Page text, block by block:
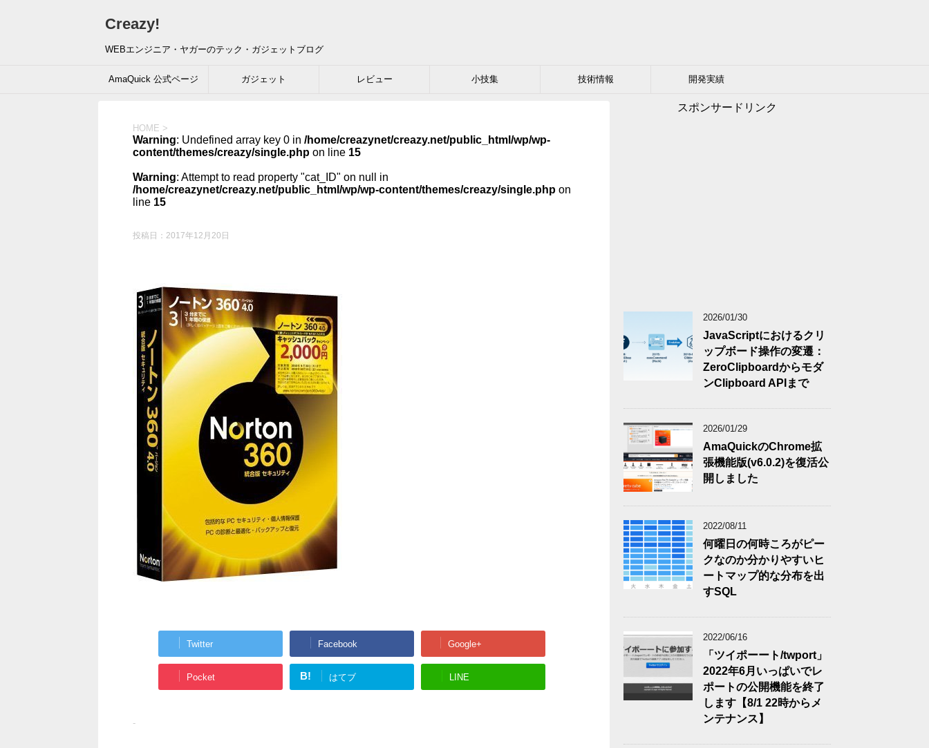
Creazy!
WEBエンジニア・ヤガーのテック・ガジェットブログ
AmaQuick 公式ページ ガジェット レビュー 小技集 技術情報 開発実績
HOME >
Warning: Undefined array key 0 in /home/creazynet/creazy.net/public_html/wp/wp-
content/themes/creazy/single.php on line 15
Warning: Attempt to read property "cat_ID" on null in
/home/creazynet/creazy.net/public_html/wp/wp-content/themes/creazy/single.php on
line 15
投稿日： 2017年12月20日
Twitter Facebook Google+
Pocket B! はてブ LINE
-
スポンサードリンク
2026/01/30
JavaScriptにおけるクリ
ップボード操作の変遷：
ZeroClipboardからモダ
ンClipboard APIまで
2026/01/29
AmaQuickのChrome拡
張機能版(v6.0.2)を復活公
開しました
2022/08/11
何曜日の何時ころがピー
クなのか分かりやすいヒ
ートマップ的な分布を出
すSQL
2022/06/16
「ツイポーート/twport」
2022年6月いっぱいでレ
ポートの公開機能を終了
します【8/1 22時からメ
ンテナンス】